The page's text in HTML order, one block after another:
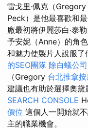
雷戈里·佩克（Gregory
Peck）是他最喜歡和
廠最初將伊麗莎白·泰
予安妮（Anne）的角
和魅力使製片人說服了
的SEO團隊 除白蟻公司
（Gregory 台北推拿
建議也有助於選擇奧黛
SEARCH CONSOLE
價位 這個人一開始就
主的職業機會。